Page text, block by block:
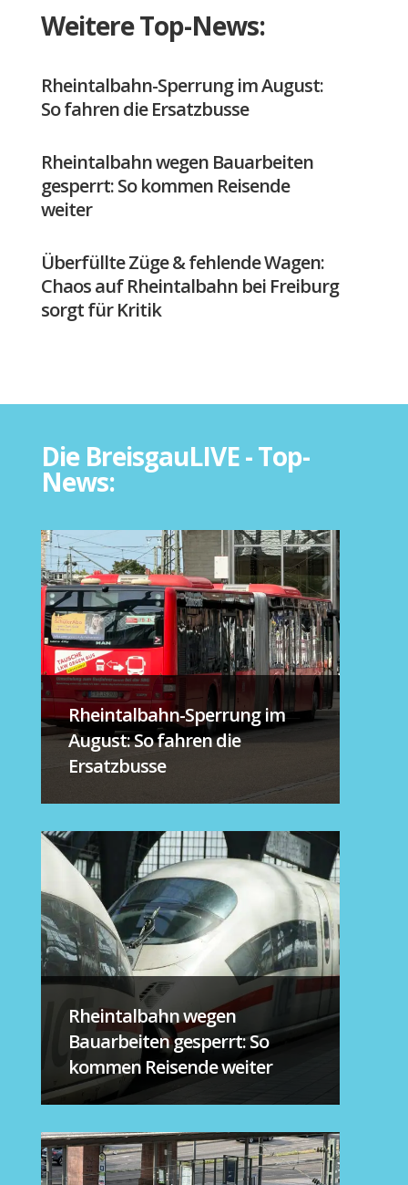
Weitere Top-News:
Rheintalbahn-Sperrung im August:
So fahren die Ersatzbusse
Rheintalbahn wegen Bauarbeiten
gesperrt: So kommen Reisende
weiter
Überfüllte Züge & fehlende Wagen:
Chaos auf Rheintalbahn bei Freiburg
sorgt für Kritik
Die BreisgauLIVE - Top-
News:
Rheintalbahn-Sperrung im
August: So fahren die
Ersatzbusse
Rheintalbahn wegen
Bauarbeiten gesperrt: So
kommen Reisende weiter